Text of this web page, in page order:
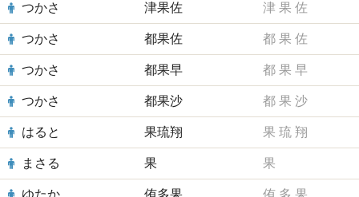
つかさ 津果佐 津 果 佐
つかさ 都果佐 都 果 佐
つかさ 都果早 都 果 早
つかさ 都果沙 都 果 沙
はると 果琉翔 果 琉 翔
まさる 果 果
ゆたか 侑多果 侑 多 果